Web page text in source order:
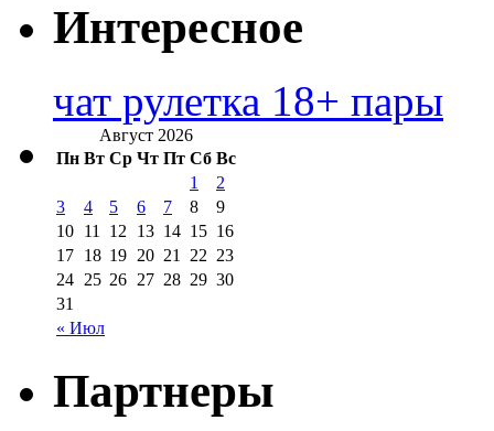
Интересное
чат рулетка 18+ пары
Август 2026
Пн Вт Ср Чт Пт Сб Вс
« Июл
1
2
3
4 5 6 7 8
9
10 11 12 13 14 15 16
17 18 19 20 21 22 23
24 25 26 27 28 29 30
31
Партнеры